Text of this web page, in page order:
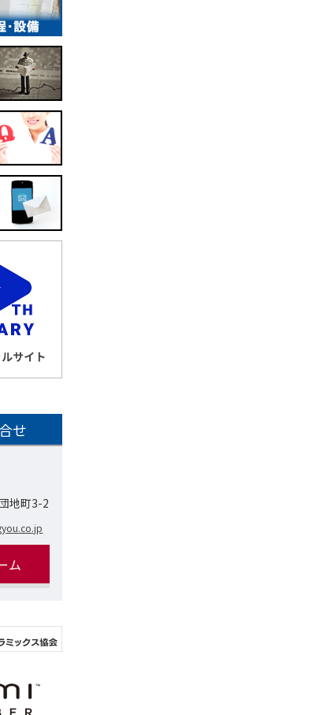
せ
地町3-2
ム